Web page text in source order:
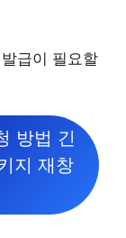
급이 필요할
방법 긴
지 재창